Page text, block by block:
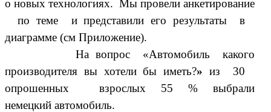
о новых технологиях. Мы провели анкетирование
по теме и представили его результаты в
диаграмме (см Приложение).
На вопрос «Автомобиль какого
производителя вы хотели бы иметь?» из 30
опрошенных взрослых 55 % выбрали
немецкий автомобиль.